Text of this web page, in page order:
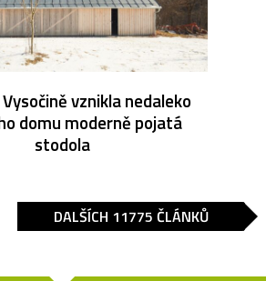
vznikla nedaleko
domu moderně pojatá
stodola
DALŠÍCH 11775 ČLÁNKŮ